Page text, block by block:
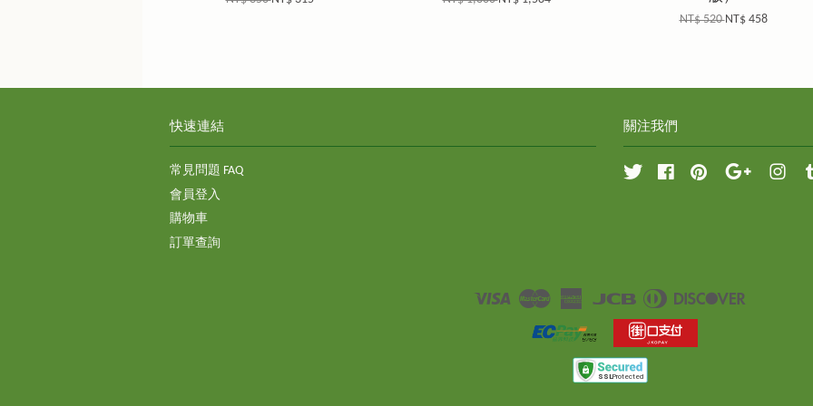
NT$ 520NT$ 458
快速連結
常見問題 FAQ
會員登入
購物車
訂單查詢
關注我們
Twitter FacebookPinterest Google
Visa Master
American
JCB
Diners